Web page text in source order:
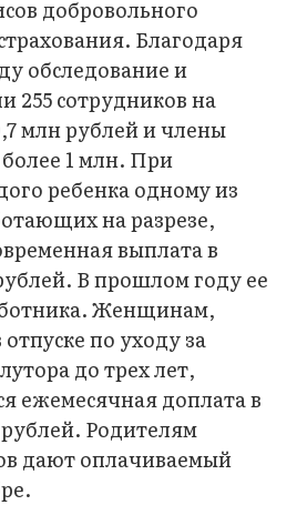
добровольного
Благодаря
обследование и
255 сотрудников на
млн рублей и члены
1 млн. При
ребенка одному из
на разрезе,
выплата в
В прошлом году ее
Женщинам,
по уходу за
до трех лет,
ежемесячная доплата в
рублей. Родителям
дают оплачиваемый